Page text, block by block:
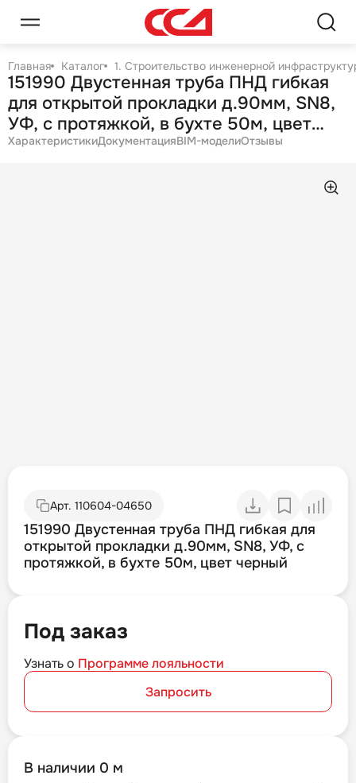
Главная Каталог 1. Строительство инженерной
151990 Двустенная труба ПНД гибкая
для открытой прокладки д.90мм, SN8,
УФ, с протяжкой, в бухте 50м, цвет
черный
ХарактеристикиДокументацияBIM-моделиОтзывы
Арт. 110604-04650
151990 Двустенная труба ПНД гибкая для
открытой прокладки д.90мм, SN8, УФ, с
протяжкой, в бухте 50м, цвет черный
Под заказ
Узнать о Программе лояльности
Запросить
В наличии 0 м